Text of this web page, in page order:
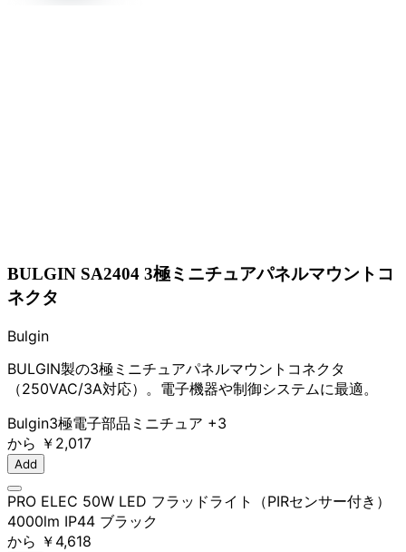
BULGIN SA2404 3極ミニチュアパネルマウントコ
ネクタ
Bulgin
BULGIN製の3極ミニチュアパネルマウントコネクタ
（250VAC/3A対応）。電子機器や制御システムに最適。
Bulgin3極電子部品 ミニチュア +3
から ￥2,017
Add
PRO ELEC 50W LED フラッドライト（PIRセンサー付き）
4000lm IP44 ブラック
から ￥4,618